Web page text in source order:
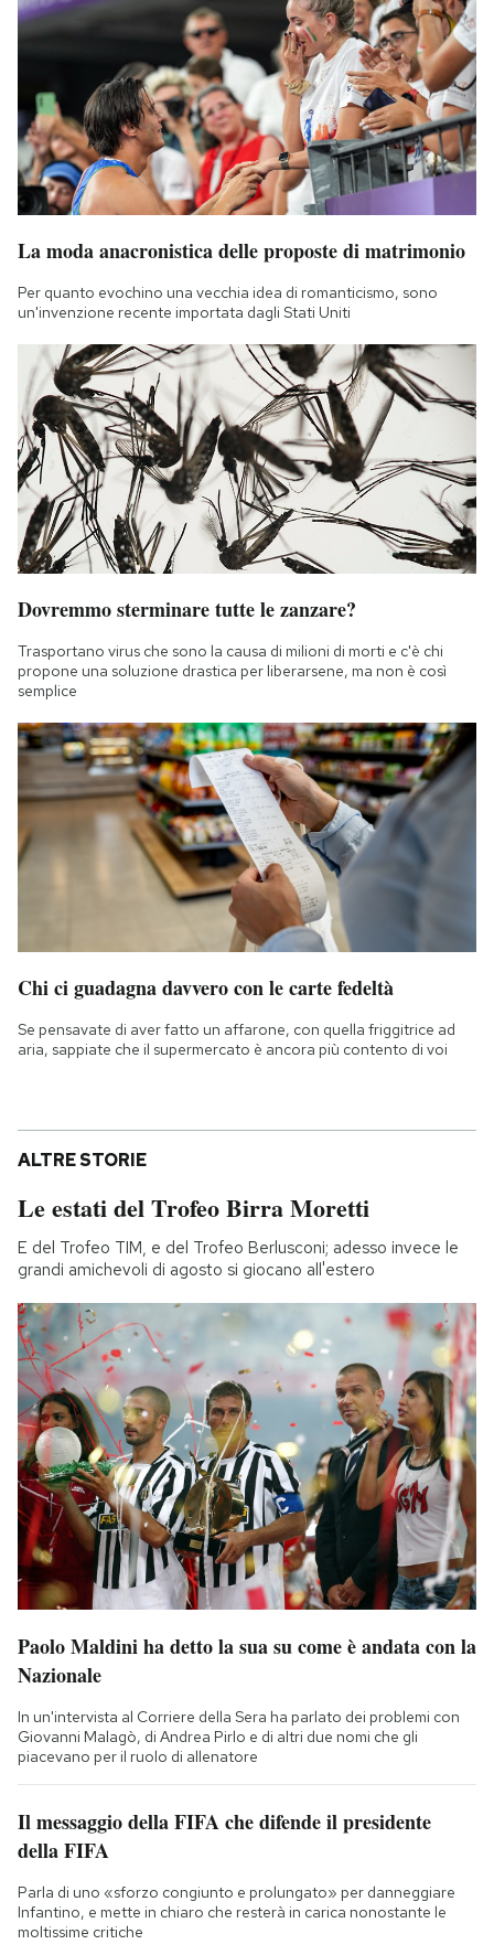
La moda anacronistica delle proposte di matrimonio
Per quanto evochino una vecchia idea di romanticismo, sono
un'invenzione recente importata dagli Stati Uniti
Dovremmo sterminare tutte le zanzare?
Trasportano virus che sono la causa di milioni di morti e c'è chi
propone una soluzione drastica per liberarsene, ma non è così
semplice
Chi ci guadagna davvero con le carte fedeltà
Se pensavate di aver fatto un affarone, con quella friggitrice ad
aria, sappiate che il supermercato è ancora più contento di voi
ALTRE STORIE
Le estati del Trofeo Birra Moretti
E del Trofeo TIM, e del Trofeo Berlusconi; adesso invece le
grandi amichevoli di agosto si giocano all'estero
Paolo Maldini ha detto la sua su come è andata con la
Nazionale
In un'intervista al Corriere della Sera ha parlato dei problemi con
Giovanni Malagò, di Andrea Pirlo e di altri due nomi che gli
piacevano per il ruolo di allenatore
Il messaggio della FIFA che difende il presidente
della FIFA
Parla di uno «sforzo congiunto e prolungato» per danneggiare
Infantino, e mette in chiaro che resterà in carica nonostante le
moltissime critiche